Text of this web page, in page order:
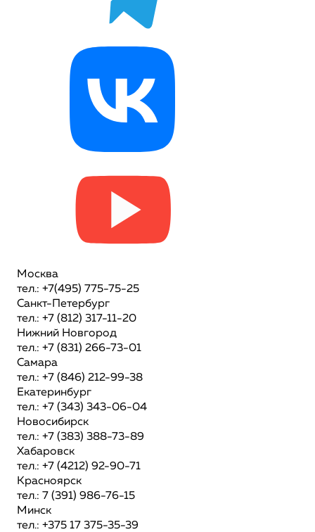
Москва
тел.: +7(495) 775-75-25
Санкт-Петербург
тел.: +7 (812) 317-11-20
Нижний Новгород
тел.: +7 (831) 266-73-01
Самара
тел.: +7 (846) 212-99-38
Екатеринбург
тел.: +7 (343) 343-06-04
Новосибирск
тел.: +7 (383) 388-73-89
Хабаровск
тел.: +7 (4212) 92-90-71
Красноярск
тел.: 7 (391) 986-76-15
Минск
тел.: +375 17 375-35-39